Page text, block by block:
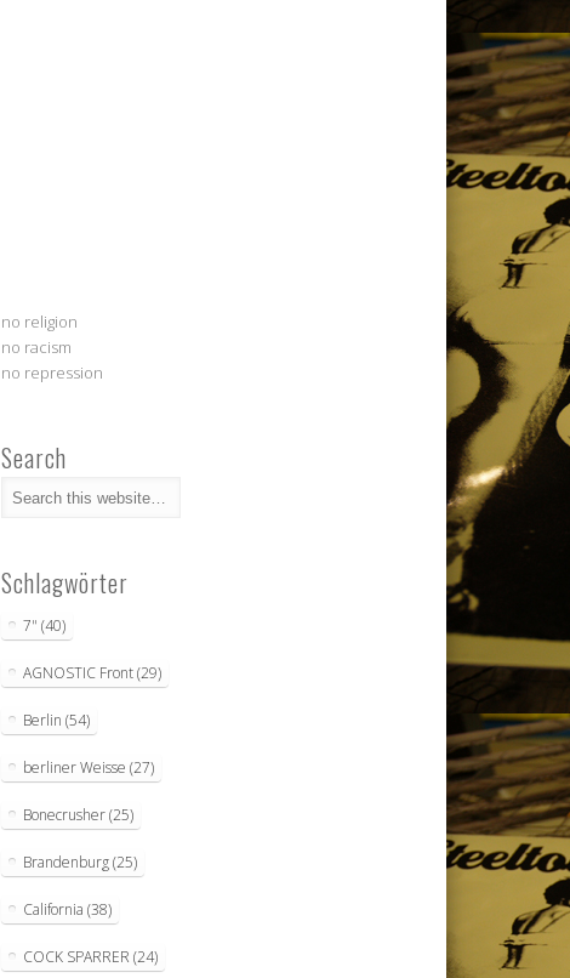
no religion
no racism
no repression
Search
Schlagwörter
7" (40)
AGNOSTIC Front(29)
Berlin (54)
berliner Weisse (27)
Bonecrusher(25)
Brandenburg(25)
California (38)
COCK SPARRER (24)